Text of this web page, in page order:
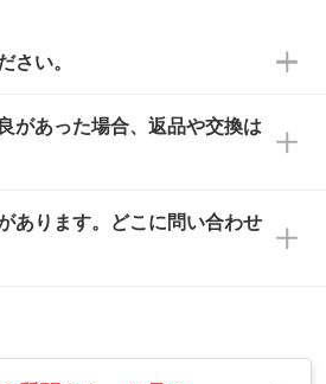
の作り方に関する詳細は、
ください。
タをトレース/調整してほ
、手書きのイラスト、写真
たベクターデータに変換し
を1色に変換してほしい
、担当スタッフがお客様の
色を確認し、印刷色をご提
ネイビーなど濃色の場合は
色をおすすめしておりま
など淡色の場合、印刷をく
いときは濃い印刷色が、柔
いときは淡い印刷色が映え
いた印刷色が本体色に合わ
さい。
～18:00で、土日祝日はお
文・見積・お問い合わせ
します。
があった場合、返品や交換は
しますが、至急担当スタッ
い。商品の状況を確認し、
が損傷・故障している場合
あります。どこに問い合わせ
ッフよりメールにてご連絡